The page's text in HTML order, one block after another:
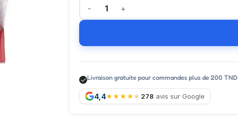
Livraison gratuite pour commandes plus de 200 TND
4,4 278 avis sur Google